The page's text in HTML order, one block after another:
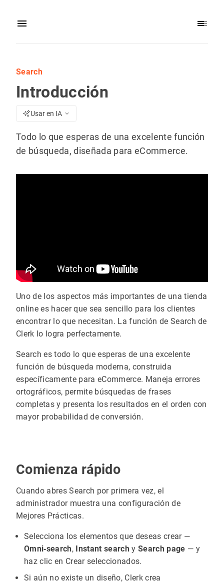
Search
Introducción
Usar en IA
Todo lo que esperas de una excelente función
de búsqueda, diseñada para eCommerce.
Uno de los aspectos más importantes de una tienda
online es hacer que sea sencillo para los clientes
encontrar lo que necesitan. La función de Search de
Clerk lo logra perfectamente.
Search es todo lo que esperas de una excelente
función de búsqueda moderna, construida
específicamente para eCommerce. Maneja errores
ortográficos, permite búsquedas de frases
completas y presenta los resultados en el orden con
mayor probabilidad de conversión.
Comienza rápido
Cuando abres Search por primera vez, el
administrador muestra una configuración de
Mejores Prácticas.
Selecciona los elementos que deseas crear —
Omni‑search, Instant searchy Search page — y
haz clic en Crear seleccionados.
Si aún no existe un diseño, Clerk crea